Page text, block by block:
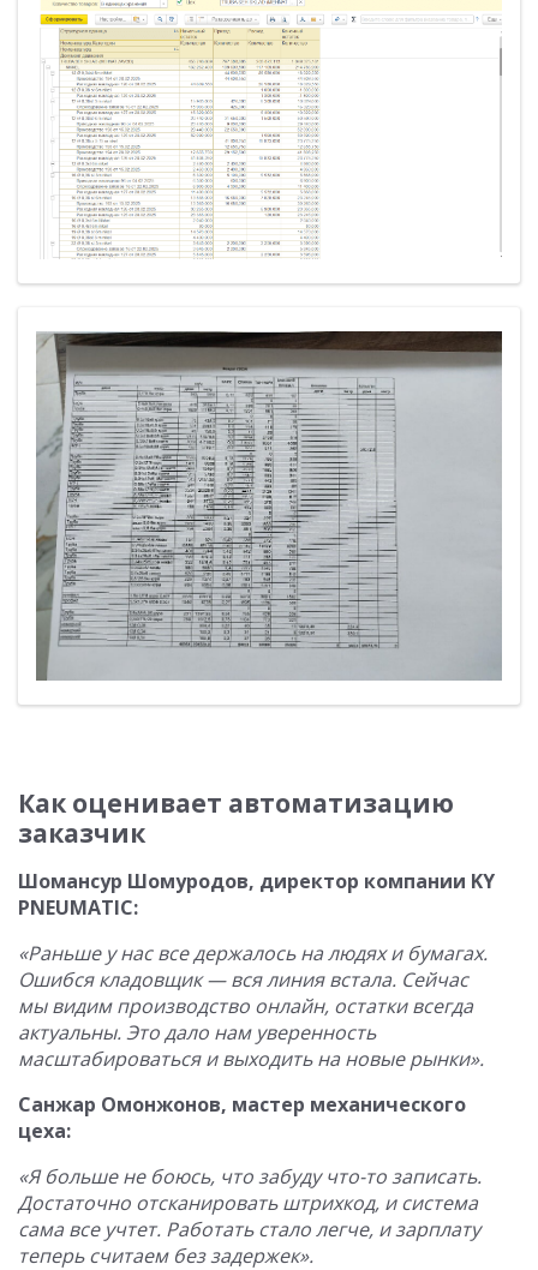
Как оценивает автоматизацию
заказчик
Шомансур Шомуродов, директор компании KY
PNEUMATIC:
«Раньше у нас все держалось на людях и бумагах.
Ошибся кладовщик — вся линия встала. Сейчас
мы видим производство онлайн, остатки всегда
актуальны. Это дало нам уверенность
масштабироваться и выходить на новые рынки».
Санжар Омонжонов, мастер механического
цеха:
«Я больше не боюсь, что забуду что-то записать.
Достаточно отсканировать штрихкод, и система
сама все учтет. Работать стало легче, и зарплату
теперь считаем без задержек».